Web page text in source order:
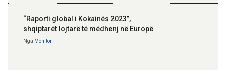
“Raporti global i Kokainës 2023”,
shqiptarët lojtarë të mëdhenj në Europë
Nga Monitor